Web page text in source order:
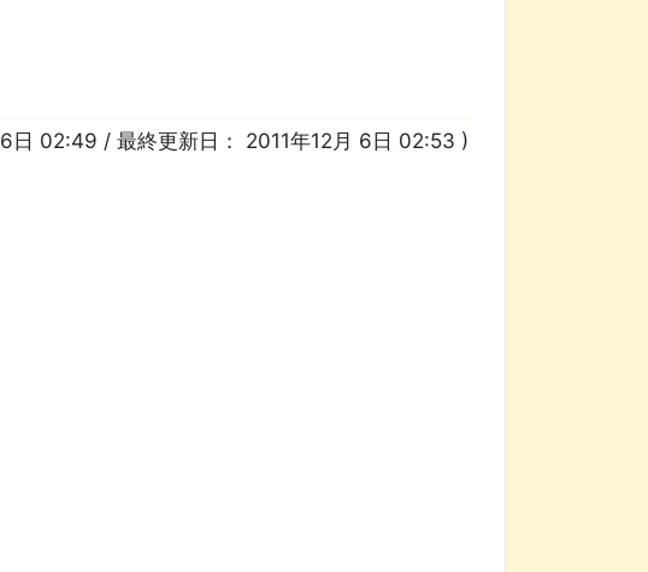
日 02:49 / 最終更新日： 2011年12月 6日 02:53 )